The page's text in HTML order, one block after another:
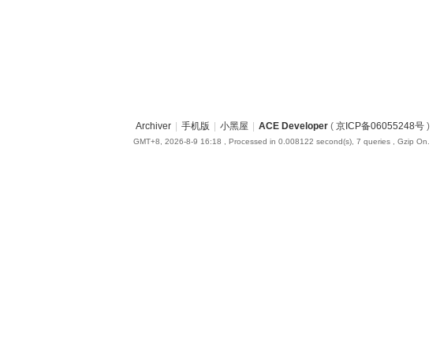
Archiver 手机版 小黑屋 ACE Developer( 京ICP备06055248号)
GMT+8, 2026-8-9 16:18 , Processed in 0.008122 second(s), 7 queries , Gzip On.